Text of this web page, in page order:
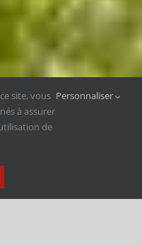
site, vous
à assurer
de
Personnaliser